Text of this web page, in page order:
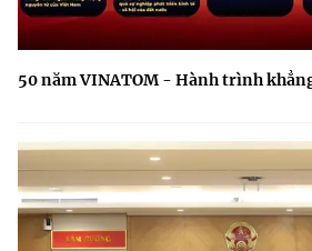
50 năm VINATOM - Hành trình